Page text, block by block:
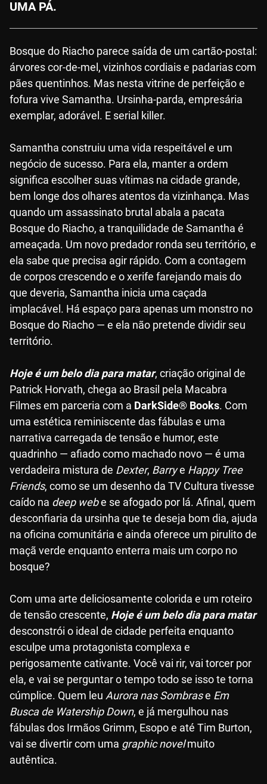
UMA PÁ.
Bosque do Riacho parece saída de um cartão-postal:
árvores cor-de-mel, vizinhos cordiais e padarias com
pães quentinhos. Mas nesta vitrine de perfeição e
fofura vive Samantha. Ursinha-parda, empresária
exemplar, adorável. E serial killer.
Samantha construiu uma vida respeitável e um
negócio de sucesso. Para ela, manter a ordem
significa escolher suas vítimas na cidade grande,
bem longe dos olhares atentos da vizinhança. Mas
quando um assassinato brutal abala a pacata
Bosque do Riacho, a tranquilidade de Samantha é
ameaçada. Um novo predador ronda seu território, e
ela sabe que precisa agir rápido. Com a contagem
de corpos crescendo e o xerife farejando mais do
que deveria, Samantha inicia uma caçada
implacável. Há espaço para apenas um monstro no
Bosque do Riacho — e ela não pretende dividir seu
território.
Hoje é um belo dia para matar, criação original de
Patrick Horvath, chega ao Brasil pela Macabra
Filmes em parceria com a DarkSide® Books. Com
uma estética reminiscente das fábulas e uma
narrativa carregada de tensão e humor, este
quadrinho — afiado como machado novo — é uma
verdadeira mistura de Dexter, Barrye Happy Tree
Friends, como se um desenho da TV Cultura tivesse
caído na deep webe se afogado por lá. Afinal, quem
desconfiaria da ursinha que te deseja bom dia, ajuda
na oficina comunitária e ainda oferece um pirulito de
maçã verde enquanto enterra mais um corpo no
bosque?
Com uma arte deliciosamente colorida e um roteiro
de tensão crescente, Hoje é um belo dia para matar
desconstrói o ideal de cidade perfeita enquanto
esculpe uma protagonista complexa e
perigosamente cativante. Você vai rir, vai torcer por
ela, e vai se perguntar o tempo todo se isso te torna
cúmplice. Quem leu Aurora nas Sombrase Em
Busca de Watership Down, e já mergulhou nas
fábulas dos Irmãos Grimm, Esopo e até Tim Burton,
vai se divertir com uma graphic novelmuito
autêntica.